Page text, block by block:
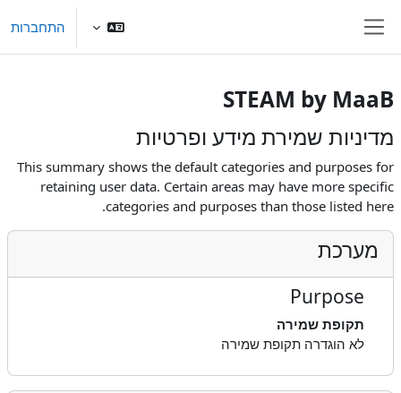
התחברות
STEAM by MaaB
מדיניות שמירת מידע ופרטיות
This summary shows the default categories and purposes for
retaining user data. Certain areas may have more specific
categories and purposes than those listed here.
מערכת
Purpose
תקופת שמירה
לא הוגדרה תקופת שמירה